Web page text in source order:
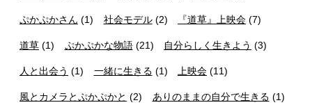
ぷかぷかさん (1) 社会モデル(2) 『道草』上映会 (7)
道草 (1) ぷかぷかな物語(21) 自分らしく生きよう (3)
人と出会う (1) 一緒に生きる (1) 上映会 (11)
風とカメラとぷかぷかと (2) ありのままの自分で生きる (1)